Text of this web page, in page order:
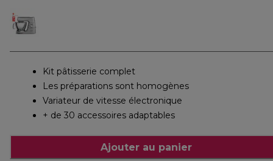
Kit pâtisserie complet
Les préparations sont homogènes
Variateur de vitesse électronique
+ de 30 accessoires adaptables
Ajouter au panier